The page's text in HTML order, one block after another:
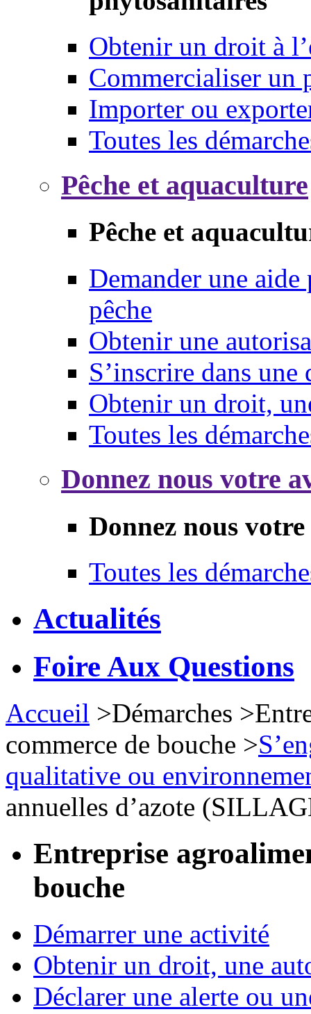
Obtenir un droit à
Commercialiser un
Importer ou
Toutes les
Pêche et aquaculture
Pêche et
Demander une
pêche
Obtenir une
S’inscrire dans une
Obtenir un droit,
Toutes les
Donnez nous votre
Donnez nous
Toutes les
Actualités
Foire Aux Questions
Accueil >Démarches >
commerce de bouche >
qualitative ou
annuelles d’azote
Entreprise
bouche
Démarrer une activité
Obtenir un droit, une
Déclarer une alerte ou